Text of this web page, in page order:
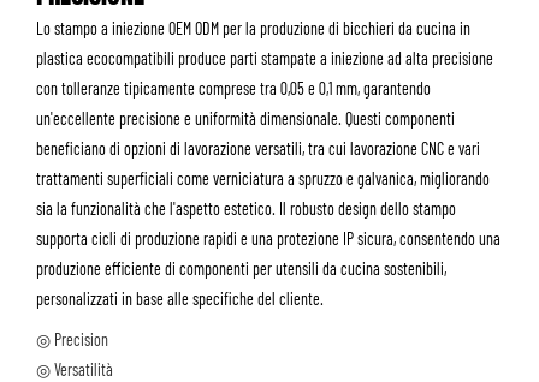
Lo stampo a iniezione OEM ODM per la produzione di bicchieri da cucina in
plastica ecocompatibili produce parti stampate a iniezione ad alta precisione
con tolleranze tipicamente comprese tra 0,05 e 0,1 mm, garantendo
un'eccellente precisione e uniformità dimensionale. Questi componenti
beneficiano di opzioni di lavorazione versatili, tra cui lavorazione CNC e vari
trattamenti superficiali come verniciatura a spruzzo e galvanica, migliorando
sia la funzionalità che l'aspetto estetico. Il robusto design dello stampo
supporta cicli di produzione rapidi e una protezione IP sicura, consentendo una
produzione efficiente di componenti per utensili da cucina sostenibili,
personalizzati in base alle specifiche del cliente.
◎ Precision
◎ Versatilità